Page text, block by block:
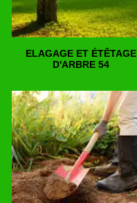
ELAGAGE ET ÉTÊTAGE
D'ARBRE 54